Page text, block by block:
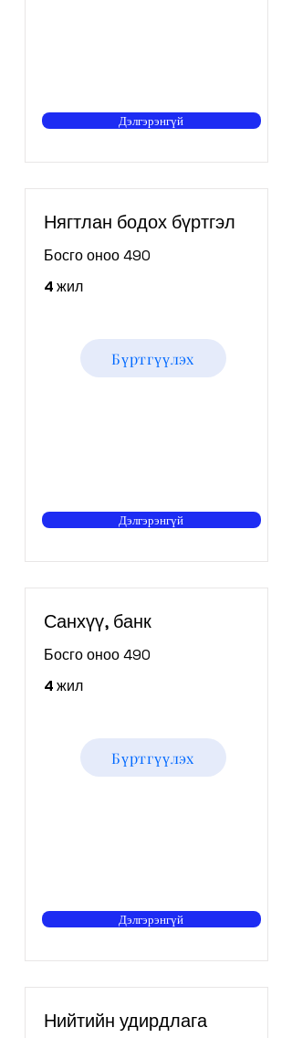
Дэлгэрэнгүй
Нягтлан бодох бүртгэл
Босго оноо 490
4 жил
Бүртгүүлэх
Дэлгэрэнгүй
Санхүү, банк
Босго оноо 490
4 жил
Бүртгүүлэх
Дэлгэрэнгүй
Нийтийн удирдлага